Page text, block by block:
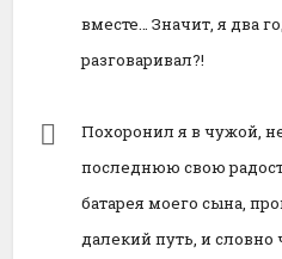
вместе… Значит, я два
разговаривал?!
Похоронил я в чужой,
последнюю свою
батарея моего сына,
далекий путь, и словно